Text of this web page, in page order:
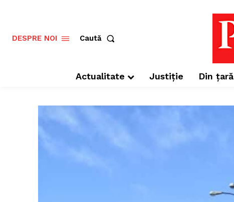
DESPRE NOI Caută
Actualitate Justiție Din țară